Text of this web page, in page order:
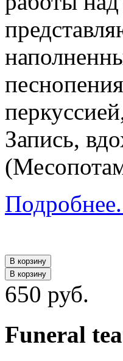
Запись,
В корзину
В корзину
650 руб.
Funeral